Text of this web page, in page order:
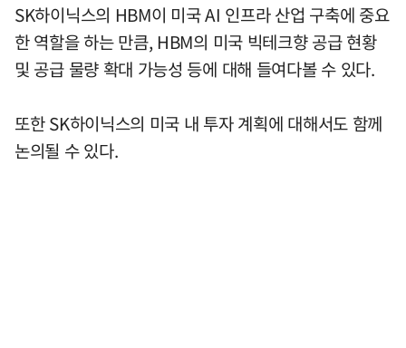
SK하이닉스의 HBM이 미국 AI 인프라 산업 구축에 중요
한 역할을 하는 만큼, HBM의 미국 빅테크향 공급 현황
및 공급 물량 확대 가능성 등에 대해 들여다볼 수 있다.
또한 SK하이닉스의 미국 내 투자 계획에 대해서도 함께
논의될 수 있다.